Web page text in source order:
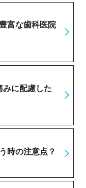
富な歯科医院
みに配慮した
時の注意点？